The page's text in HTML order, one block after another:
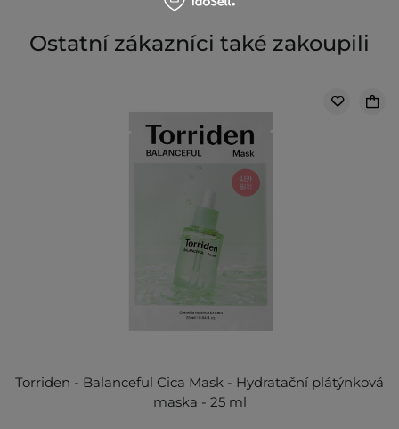
Ostatní zákazníci také zakoupili
Torriden - Balanceful Cica Mask - Hydratační plátýnková
maska - 25 ml